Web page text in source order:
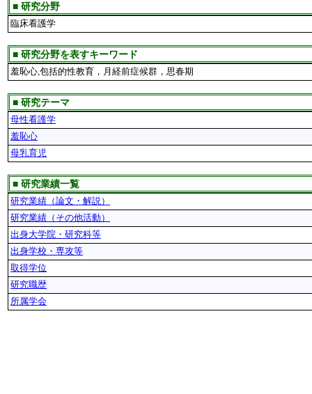
■ 研究分野
臨床看護学
■ 研究分野を表すキーワード
羞恥心,包括的性教育，月経前症候群，思春期
■ 研究テーマ
母性看護学
羞恥心
母乳育児
■ 研究業績一覧
研究業績（論文・解説）
研究業績（その他活動）
出身大学院・研究科等
出身学校・専攻等
取得学位
研究職歴
所属学会